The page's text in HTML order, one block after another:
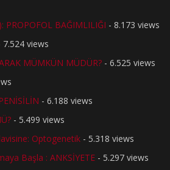
PROPOFOL BAĞIMLILIĞI - 8.173 views
7.524 views
MÜMKÜN MÜDÜR? - 6.525 views
- 6.188 views
- 5.499 views
Optogenetik - 5.318 views
Başla : ANKSİYETE - 5.297 views